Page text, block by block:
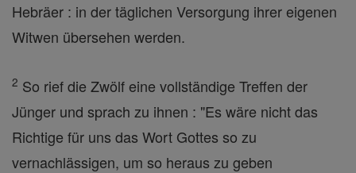
Hebräer : in der täglichen Versorgung ihrer eigenen
Witwen übersehen werden.
2 So rief die Zwölf eine vollständige Treffen der
Jünger und sprach zu ihnen : "Es wäre nicht das
Richtige für uns das Wort Gottes so zu
vernachlässigen, um so heraus zu geben